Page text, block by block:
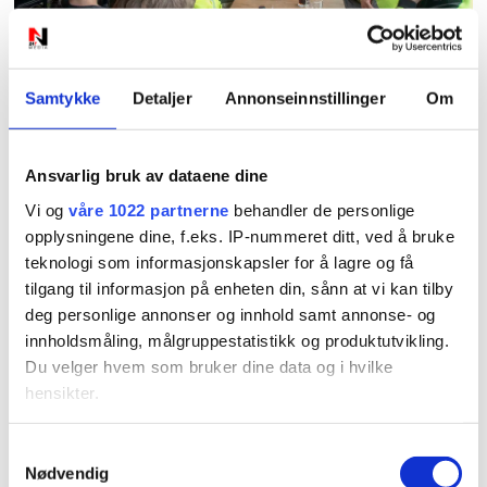
Samtykke Detaljer Annonseinnstillinger Om
Ansvarlig bruk av dataene dine
Vi og våre 1022 partnerne behandler de personlige
opplysningene dine, f.eks. IP-nummeret ditt, ved å bruke
teknologi som informasjonskapsler for å lagre og få
tilgang til informasjon på enheten din, sånn at vi kan tilby
deg personlige annonser og innhold samt annonse- og
innholdsmåling, målgruppestatistikk og produktutvikling.
Du velger hvem som bruker dine data og i hvilke
hensikter.
Innhente informasjon om den geografiske
Nødvendig
To nye Miljøfyrtårn i
Søgne: – Viser vei
Inviterer til folkemøte i